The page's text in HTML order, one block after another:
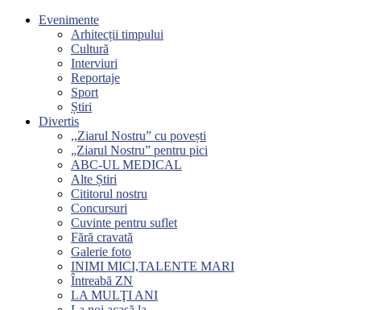
Evenimente
Arhitecții timpului
Cultură
Interviuri
Reportaje
Sport
Știri
Divertis
,,Ziarul Nostru” cu povești
„Ziarul Nostru” pentru pici
ABC-UL MEDICAL
Alte Știri
Cititorul nostru
Concursuri
Cuvinte pentru suflet
Fără cravată
Galerie foto
INIMI MICI,TALENTE MARI
Întreabă ZN
LA MULŢI ANI